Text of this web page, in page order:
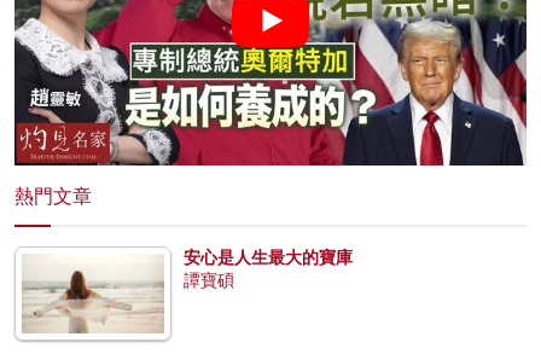
熱門文章
安心是人生最大的寶庫
譚寶碩